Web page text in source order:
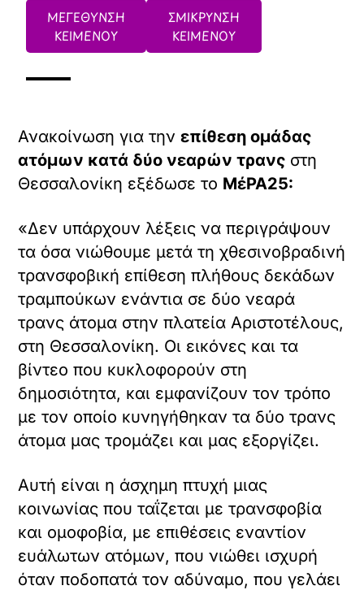
ΜΕΓΕΘΥΝΣΗ
ΚΕΙΜΕΝΟΥ
ΣΜΙΚΡΥΝΣΗ
ΚΕΙΜΕΝΟΥ
Ανακοίνωση για τηνεπίθεση ομάδας
ατόμων κατά δύο νεαρών τρανς στη
Θεσσαλονίκη εξέδωσε το ΜέΡΑ25:
«Δεν υπάρχουν λέξεις να περιγράψουν
τα όσα νιώθουμε μετά τη χθεσινοβραδινή
τρανσφοβική επίθεση πλήθους δεκάδων
τραμπούκων ενάντια σε δύο νεαρά
τρανς άτομα στην πλατεία Αριστοτέλους,
στη Θεσσαλονίκη. Οι εικόνες και τα
βίντεο που κυκλοφορούν στη
δημοσιότητα, και εμφανίζουν τον τρόπο
με τον οποίο κυνηγήθηκαν τα δύο τρανς
άτομα μας τρομάζει και μας εξοργίζει.
Αυτή είναι η άσχημη πτυχή μιας
κοινωνίας που ταΐζεται με τρανσφοβία
και ομοφοβία, με επιθέσεις εναντίον
ευάλωτων ατόμων, που νιώθει ισχυρή
όταν ποδοπατά τον αδύναμο, που γελάει